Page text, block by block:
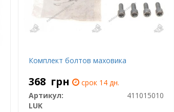
Комплект болтов маховика
368 грн
срок 14 дн.
Артикул:
411015010
LUK